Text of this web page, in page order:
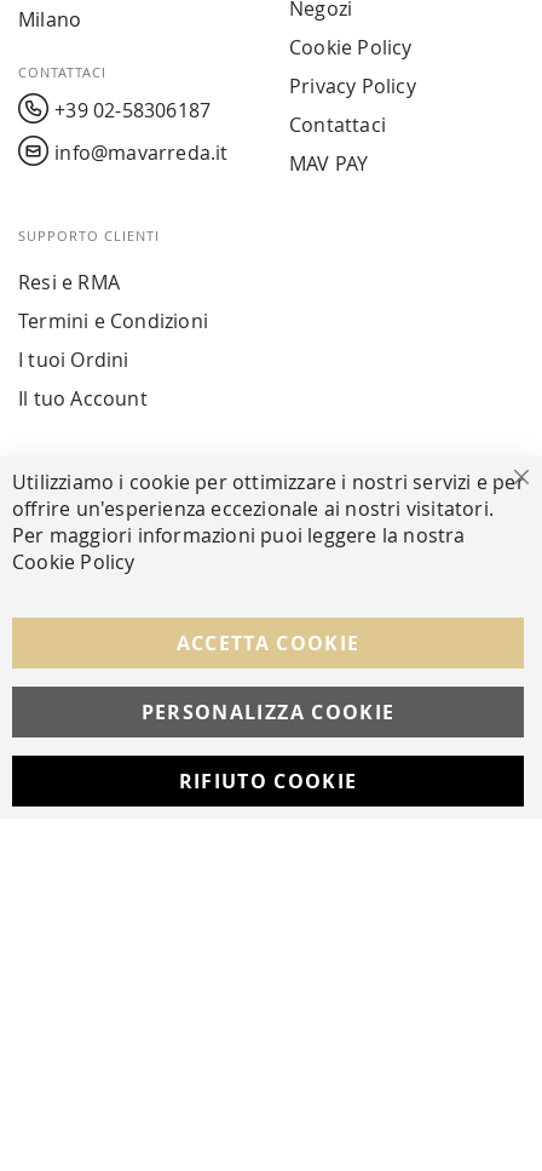
Milano
CONTATTACI
+39 02-58306187
info@mavarreda.it
Negozi
Cookie Policy
Privacy Policy
Contattaci
MAV PAY
SUPPORTO CLIENTI
Resi e RMA
Termini e Condizioni
I tuoi Ordini
Il tuo Account
Facebook Instagram Whatsapp
© Copyright MAV Arreda s.r.l. | P.IVA IT05919160969
Via Galileo Galilei, 14 | Milano
Utilizziamo i cookie per ottimizzare i nostri servizi e per
offrire un'esperienza eccezionale ai nostri visitatori.
Per maggiori informazioni puoi leggere la nostra
Cookie Policy
ACCETTA COOKIE
PERSONALIZZA COOKIE
RIFIUTO COOKIE